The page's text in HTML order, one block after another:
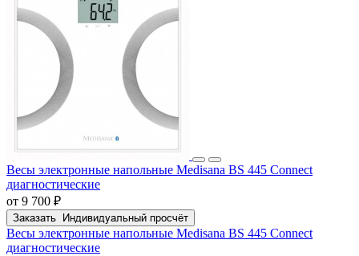
Весы электронные напольные Medisana BS 445 Connect
диагностические
от 9 700 ₽
Заказать Индивидуальный просчёт
Весы электронные напольные Medisana BS 445 Connect
диагностические